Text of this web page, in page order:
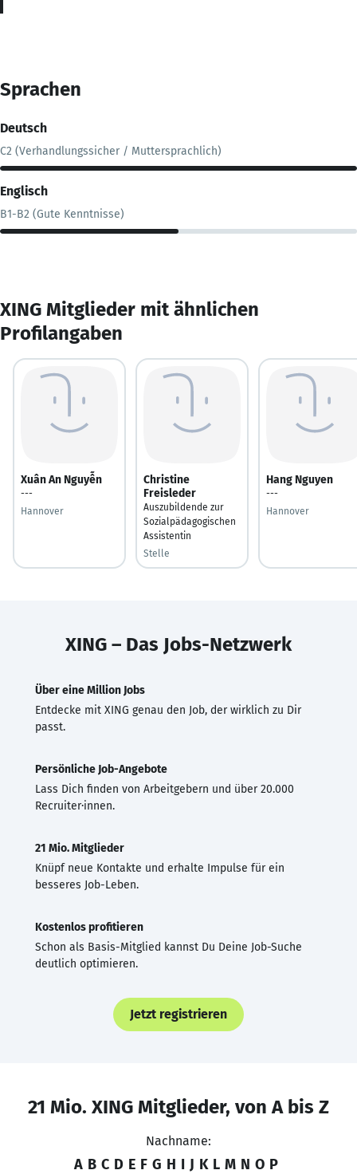
Sprachen
Deutsch
C2 (Verhandlungssicher / Muttersprachlich)
Englisch
B1-B2 (Gute Kenntnisse)
XING Mitglieder mit ähnlichen
Profilangaben
Xuân An Nguyễn
---
Hannover
Christine
Freisleder
Auszubildende zur
Sozialpädagogischen
Assistentin
Stelle
Hang Nguyen
---
Hannover
XING – Das Jobs-Netzwerk
Über eine Million Jobs
Entdecke mit XING genau den Job, der wirklich zu Dir
passt.
Persönliche Job-Angebote
Lass Dich finden von Arbeitgebern und über 20.000
Recruiter·innen.
21 Mio. Mitglieder
Knüpf neue Kontakte und erhalte Impulse für ein
besseres Job-Leben.
Kostenlos profitieren
Schon als Basis-Mitglied kannst Du Deine Job-Suche
deutlich optimieren.
Jetzt registrieren
21 Mio. XING Mitglieder, von A bis Z
Nachname:
A B C D E F G H I J K L M N O P